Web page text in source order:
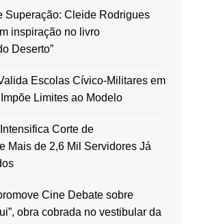
Superação: Cleide Rodrigues
inspiração no livro
Deserto”
Escolas Cívico-Militares em
Limites ao Modelo
Corte de
Mais de 2,6 Mil Servidores Já
Cine Debate sobre
obra cobrada no vestibular da